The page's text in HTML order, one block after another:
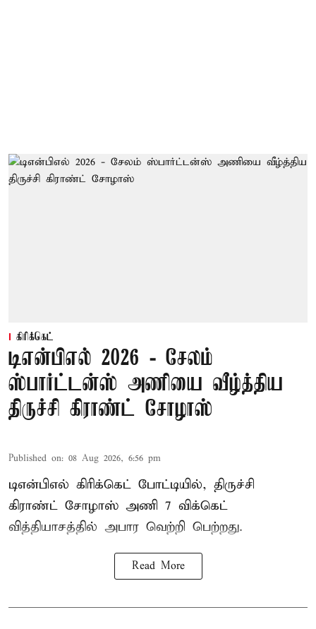
கிரிக்கெட்
டிஎன்பிஎல் 2026 - சேலம்
ஸ்பார்ட்டன்ஸ் அணியை வீழ்த்திய
திருச்சி கிராண்ட் சோழாஸ்
Published on: 08 Aug 2026, 6:56 pm
டிஎன்பிஎல் கிரிக்கெட் போட்டியில், திருச்சி
கிராண்ட் சோழாஸ் அணி 7 விக்கெட்
வித்தியாசத்தில் அபார வெற்றி பெற்றது.
Read More